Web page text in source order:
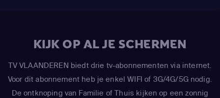
KIJK OP AL JE SCHERMEN
TV VLAANDEREN biedt drie tv-abonnementen via internet.
Voor dit abonnement heb je enkel WIFI of 3G/4G/5G nodig.
De ontknoping van Familie of Thuis kijken op een zonnig